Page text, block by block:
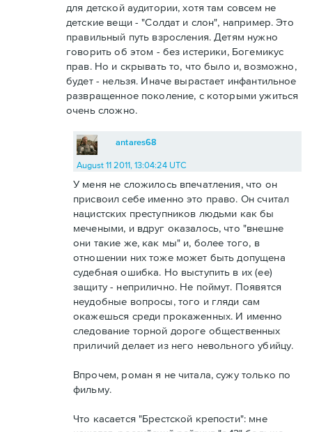
для детской аудитории, хотя там совсем не
детские вещи - "Солдат и слон", например. Это
правильный путь взросления. Детям нужно
говорить об этом - без истерики, Богемикус
прав. Но и скрывать то, что было и, возможно,
будет - нельзя. Иначе вырастает инфантильное
развращенное поколение, с которыми ужиться
очень сложно.
antares68
August 11 2011, 13:04:24 UTC
У меня не сложилось впечатления, что он
присвоил себе именно это право. Он считал
нацистских преступников людьми как бы
мечеными, и вдруг оказалось, что "внешне
они такие же, как мы" и, более того, в
отношении них тоже может быть допущена
судебная ошибка. Но выступить в их (ее)
защиту - неприлично. Не поймут. Появятся
неудобные вопросы, того и гляди сам
окажешься среди прокаженных. И именно
следование торной дороге общественных
приличий делает из него невольного убийцу.
Впрочем, роман я не читала, сужу только по
фильму.
Что касается "Брестской крепости": мне